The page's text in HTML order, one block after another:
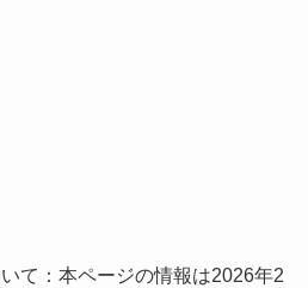
て：本ページの情報は2026年2